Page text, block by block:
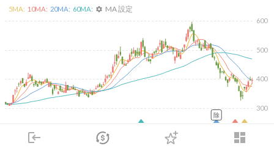
login dashboard
市場 登入
300
400
500
600
5MA: 10MA: 20MA: 60MA: settings MA 設定
除